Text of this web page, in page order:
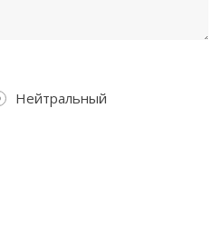
Нейтральный